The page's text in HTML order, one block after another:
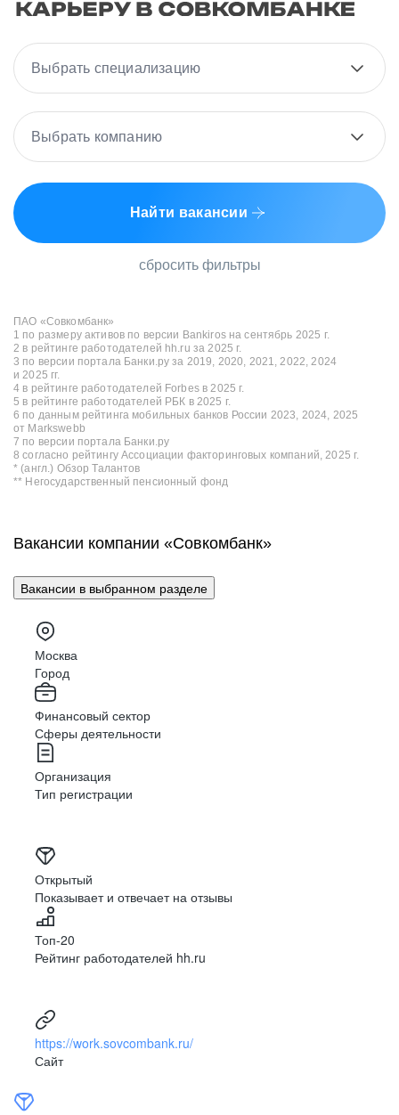
Выбрать специализацию
Выбрать компанию
Найти вакансии
сбросить фильтры
ПАО «Совкомбанк»
1 по размеру активов по версии Bankiros на сентябрь 2025 г.
2 в рейтинге работодателей hh.ru за 2025 г.
3 по версии портала Банки.ру за 2019, 2020, 2021, 2022, 2024
и 2025 гг.
4 в рейтинге работодателей Forbes в 2025 г.
5 в рейтинге работодателей РБК в 2025 г.
6 по данным рейтинга мобильных банков России 2023, 2024, 2025
от Markswebb
7 по версии портала Банки.ру
8 согласно рейтингу Ассоциации факторинговых компаний, 2025 г.
* (англ.) Обзор Талантов
** Негосударственный пенсионный фонд
Вакансии компании «Совкомбанк»
Вакансии в выбранном разделе
Москва
Город
Финансовый сектор
Сферы деятельности
Организация
Тип регистрации
Открытый
Показывает и отвечает на отзывы
Топ-20
Рейтинг работодателей hh.ru
https://work.sovcombank.ru/
Сайт